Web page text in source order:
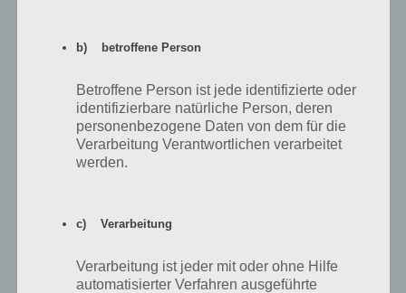
Nur wenn du den beiden Statuen die Objekte gegeben hast, geht die
Symbol aufnehmen. Damit gehst du nun zum Steinblock rechts und
platzierst zur You Must Escape Lösung alle Symbole dort rauf. Alles
platziert? Dann dies antippen und du erhälst einen Schlüssel. Das
war die Lösung zu Level 10 von You Must Escape.
entsprechend ergänzen.
b) betroffene Person
Betroffene Person ist jede identifizierte oder
identifizierbare natürliche Person, deren
personenbezogene Daten von dem für die
Verarbeitung Verantwortlichen verarbeitet
werden.
c) Verarbeitung
Verarbeitung ist jeder mit oder ohne Hilfe
automatisierter Verfahren ausgeführte